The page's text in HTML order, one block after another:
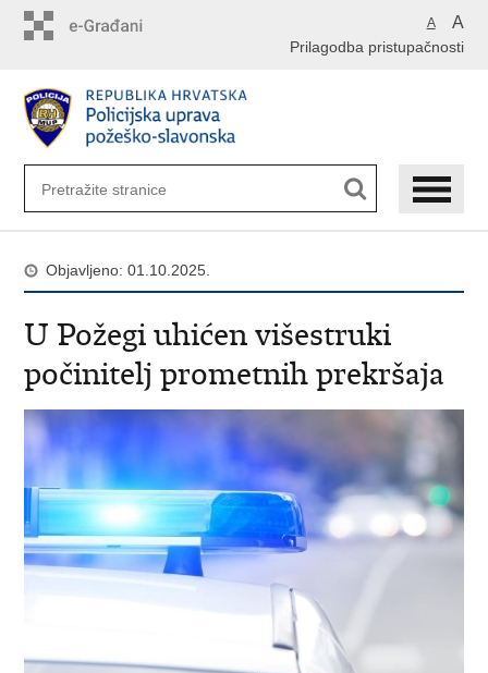
A A
Prilagodba pristupačnosti
Objavljeno: 01.10.2025.
U Požegi uhićen višestruki
počinitelj prometnih prekršaja